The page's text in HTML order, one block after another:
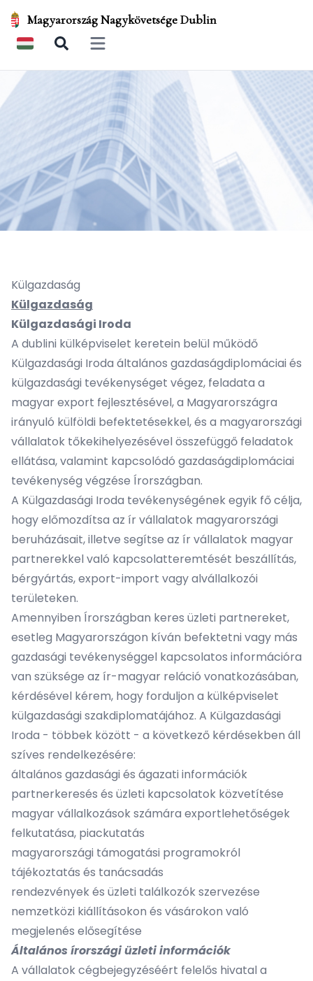
Magyarország Nagykövetsége Dublin
Open main menu
Külgazdaság
Külgazdaság
Külgazdasági Iroda
A dublini külképviselet keretein belül működő
Külgazdasági Iroda általános gazdaságdiplomáciai és
külgazdasági tevékenységet végez, feladata a
magyar export fejlesztésével, a Magyarországra
irányuló külföldi befektetésekkel, és a magyarországi
vállalatok tőkekihelyezésével összefüggő feladatok
ellátása, valamint kapcsolódó gazdaságdiplomáciai
tevékenység végzése Írországban.
A Külgazdasági Iroda tevékenységének egyik fő célja,
hogy előmozdítsa az ír vállalatok magyarországi
beruházásait, illetve segítse az ír vállalatok magyar
partnerekkel való kapcsolatteremtését beszállítás,
bérgyártás, export-import vagy alvállalkozói
területeken.
Amennyiben Írországban keres üzleti partnereket,
esetleg Magyarországon kíván befektetni vagy más
gazdasági tevékenységgel kapcsolatos információra
van szüksége az ír-magyar reláció vonatkozásában,
kérdésével kérem, hogy forduljon a külképviselet
külgazdasági szakdiplomatájához. A Külgazdasági
Iroda - többek között - a következő kérdésekben áll
szíves rendelkezésére:
általános gazdasági és ágazati információk
partnerkeresés és üzleti kapcsolatok közvetítése
magyar vállalkozások számára exportlehetőségek
felkutatása, piackutatás
magyarországi támogatási programokról
tájékoztatás és tanácsadás
rendezvények és üzleti találkozók szervezése
nemzetközi kiállításokon és vásárokon való
megjelenés elősegítése
Általános írországi üzleti információk
A vállalatok cégbejegyzéséért felelős hivatal a